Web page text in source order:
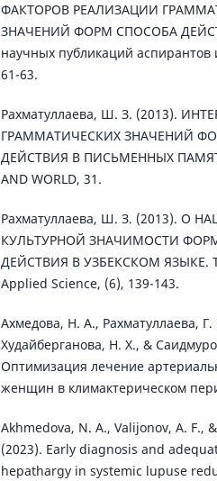
ФАКТОРОВ РЕАЛИЗАЦИИ
ЗНАЧЕНИЙ ФОРМ СПОСОБА
научных публикаций аспирантов
61-63.
Рахматуллаева, Ш. З. (2013).
ГРАММАТИЧЕСКИХ ЗНАЧЕНИЙ
ДЕЙСТВИЯ В ПИСЬМЕННЫХ
AND WORLD, 31.
Рахматуллаева, Ш. З. (2013). О
КУЛЬТУРНОЙ ЗНАЧИМОСТИ
ДЕЙСТВИЯ В УЗБЕКСКОМ ЯЗЫКЕ.
Applied Science, (6), 139-143.
Ахмедова, Н. А., Рахматуллаева, Г.
Худайберганова, Н. Х., &
Оптимизация лечение
женщин в климактерическом
Akhmedova, N. A., Valijonov, A. F.,
(2023). Early diagnosis and
hepathargy in systemic lupuse